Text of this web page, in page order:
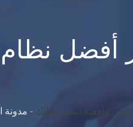
- مدونة